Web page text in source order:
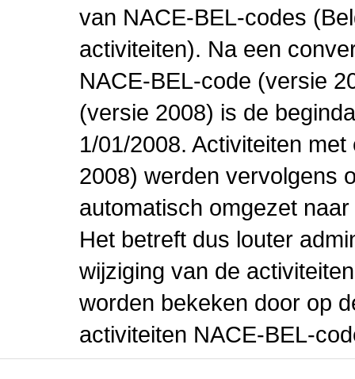
van NACE-BEL-codes
activiteiten). Na een
NACE-BEL-code (versie
(versie 2008) is de
1/01/2008. Activiteiten
2008) werden vervolgens
automatisch omgezet
Het betreft dus louter
wijziging van de
worden bekeken door op
activiteiten NACE-BEL-